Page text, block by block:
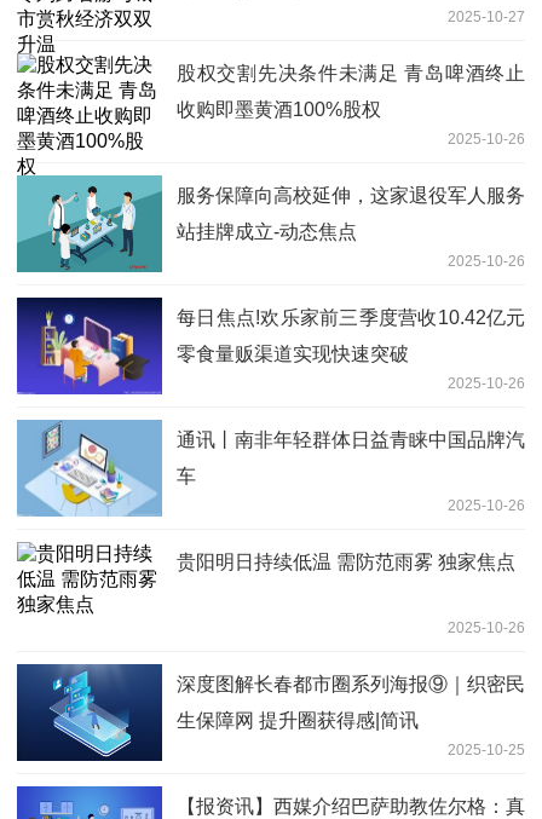
2025-10-27
股权交割先决条件未满足 青岛啤酒终止
收购即墨黄酒100%股权
2025-10-26
服务保障向高校延伸，这家退役军人服务
站挂牌成立-动态焦点
2025-10-26
每日焦点!欢乐家前三季度营收10.42亿元
零食量贩渠道实现快速突破
2025-10-26
通讯丨南非年轻群体日益青睐中国品牌汽
车
2025-10-26
贵阳明日持续低温 需防范雨雾 独家焦点
2025-10-26
深度图解长春都市圈系列海报⑨｜织密民
生保障网 提升圈获得感|简讯
2025-10-25
【报资讯】西媒介绍巴萨助教佐尔格：真